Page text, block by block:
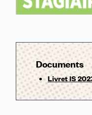
Documents
Livret IS